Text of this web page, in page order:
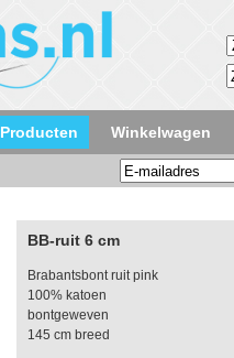
Producten Winkelwagen
BB-ruit 6 cm
Brabantsbont ruit pink
100% katoen
bontgeweven
145 cm breed